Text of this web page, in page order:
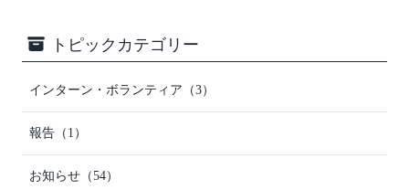
トピックカテゴリー
インターン・ボランティア（3）
報告（1）
お知らせ（54）